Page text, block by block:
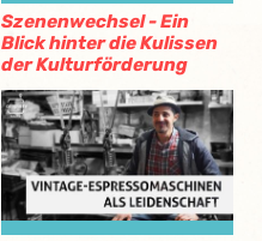
Szenenwechsel - Ein
Blick hinter die Kulissen
der Kulturförderung